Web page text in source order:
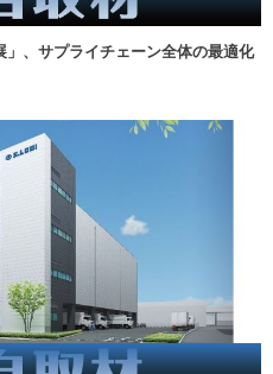
」、サプライチェーン全体の最適化